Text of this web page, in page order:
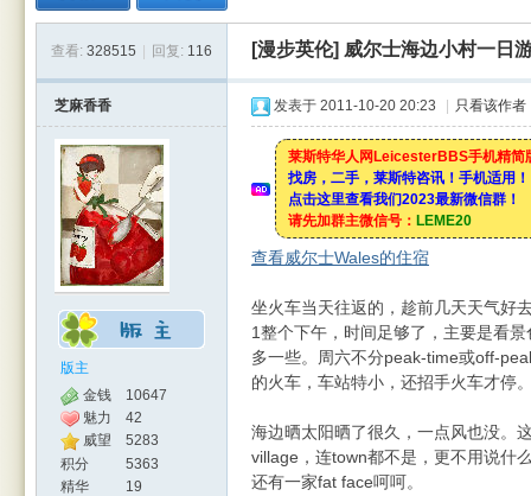
人网
查看: 328515 回复: 116 [漫步英伦] 威尔士海边小村一日
芝麻香香
版主
金钱
10647
魅力
42
威望
5283
积分
5363
精华
19
发表于 2011-10-20 20:23 只看该作者
莱斯特华人网LeicesterBBS手机精简
找房，二手，莱斯特咨讯！手机适用！
点击这里查看我们2023最新微信群！
请先加群主微信号： LEME20
查看威尔士Wales的住宿
坐火车当天往返的，趁前几天天气好
1整个下午，时间足够了，主要是看
多一些。周六不分peak-time或off-
的火车，车站特小，还招手火车才停
海边晒太阳晒了很久，一点风也没。
village，连town都不是，更不用说什
还有一家fat face呵呵。